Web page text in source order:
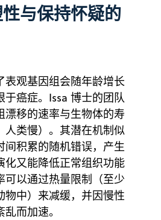
与保持怀疑的
表观基因组会随年龄增长
于癌症。Issa 博士的团队
漂移的速率与生物体的寿
人类慢）。其潜在机制似
间积累的随机错误，产生
化又能降低正常组织功能
可以通过热量限制（至少
物中）来减缓，并因慢性
而加速。